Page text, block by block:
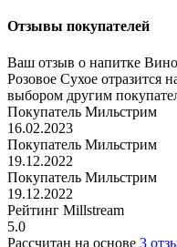
Отзывы покупателей
Ваш отзыв о напитке
Розовое Сухое отразится
выбором другим
Покупатель Мильстрим
16.02.2023
Покупатель Мильстрим
19.12.2022
Покупатель Мильстрим
19.12.2022
Рейтинг Millstream
5.0
Рассчитан на основе 3